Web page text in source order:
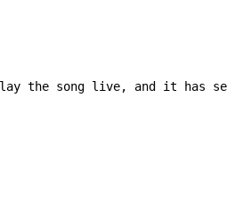
the song live, and it has